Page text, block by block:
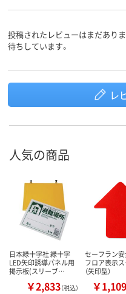
投稿されたレビューはまだあり
待ちしています。
レ
人気の商品
日本緑十字社 緑十字
LED矢印誘導パネル用
掲示板(スリーブ…
￥2,833（税込）
セーフラン安
フロア表示
（矢印型）
￥